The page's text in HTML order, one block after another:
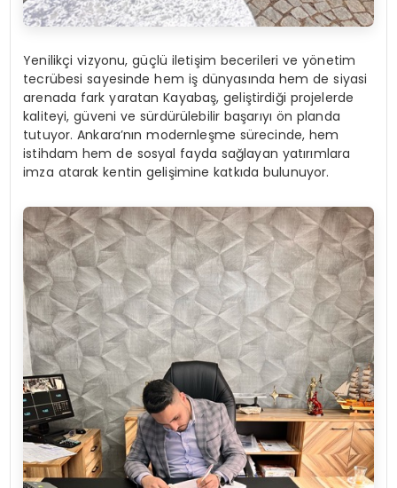
Yenilikçi vizyonu, güçlü iletişim becerileri ve yönetim
tecrübesi sayesinde hem iş dünyasında hem de siyasi
arenada fark yaratan Kayabaş, geliştirdiği projelerde
kaliteyi, güveni ve sürdürülebilir başarıyı ön planda
tutuyor. Ankara’nın modernleşme sürecinde, hem
istihdam hem de sosyal fayda sağlayan yatırımlara
imza atarak kentin gelişimine katkıda bulunuyor.